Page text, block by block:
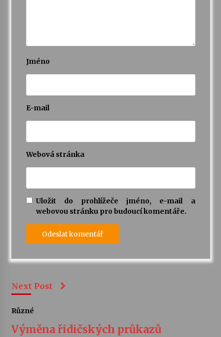
Jméno
E-mail
Webová stránka
Uložit do prohlížeče jméno, e-mail a
webovou stránku pro budoucí komentáře.
Next Post
Různé
Výměna řidičských průkazů